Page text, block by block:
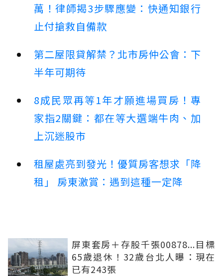
萬！律師揭3步驟應變：快通知銀行
止付搶救自備款
第二屋限貸解禁？北市房仲公會：下
半年可期待
8成民眾再等1年才願進場買房！專
家指2關鍵：都在等大選端牛肉、加
上沉迷股市
租屋處亮到發光！優質房客想求「降
租」 房東激賞：遇到這種一定降
屏東套房＋存股千張00878...目標
65歲退休！32歲台北人曝：現在
已有243張